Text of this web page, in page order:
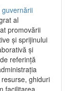
al
promovării
și sprijinului
și
referință
ghiduri
facilitarea